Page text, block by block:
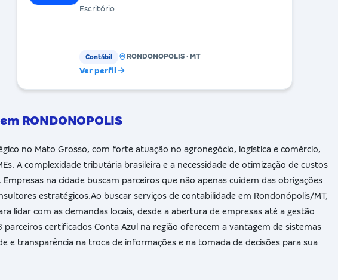
Escritório
Contábil RONDONOPOLIS · MT
Ver perfil
RONDONOPOLIS
no Mato Grosso, com forte atuação no agronegócio, logística e comércio,
A complexidade tributária brasileira e a necessidade de otimização de custos
na cidade buscam parceiros que não apenas cuidem das obrigações
estratégicos.Ao buscar serviços de contabilidade em Rondonópolis/MT,
lidar com as demandas locais, desde a abertura de empresas até a gestão
certificados Conta Azul na região oferecem a vantagem de sistemas
e transparência na troca de informações e na tomada de decisões para sua